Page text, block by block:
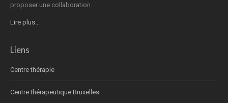
proposer une collaboration.
Lire plus...
Liens
Centre thérapie
Centre thérapeutique Bruxelles